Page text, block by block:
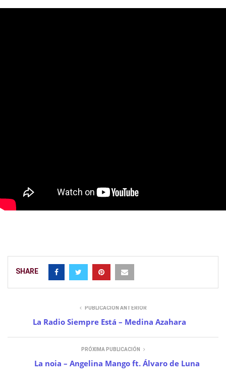
SHARE
PUBLICACIÓN ANTERIOR
La Radio Siempre Está – Medina Azahara
PRÓXIMA PUBLICACIÓN
La noia – Angelina Mango ft. Álvaro de Luna